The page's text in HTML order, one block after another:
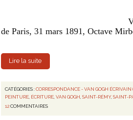
de Paris, 31 mars 1891, Octave
Lire la suite
CATÉGORIES :CORRESPONDANCE - VAN GOGH ÉCRIVAIN
PEINTURE ÉCRITURE ,VAN GOGH ,SAINT-RÉMY,SAINT-
12COMMENTAIRES